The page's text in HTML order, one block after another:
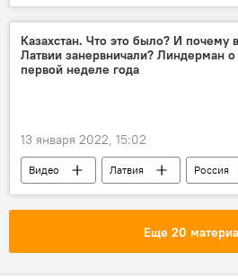
Рижская Восточная больница
Казахстан. Что это было? И почему в
Латвии занервничали? Линдерман о
первой неделе года
13 января 2022, 15:02
Видео Латвия
Россия
США
Казахстан власти
Еще 20